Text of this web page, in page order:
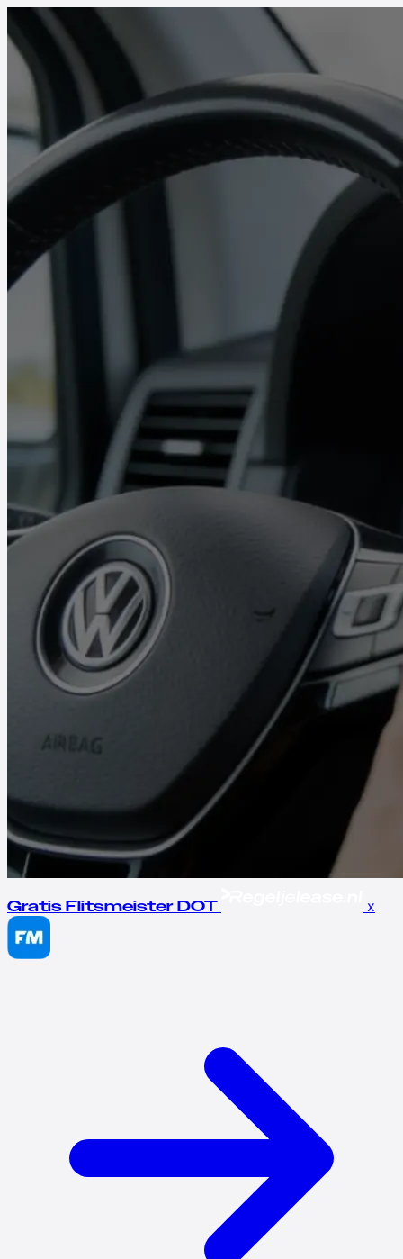
Gratis Flitsmeister DOT x